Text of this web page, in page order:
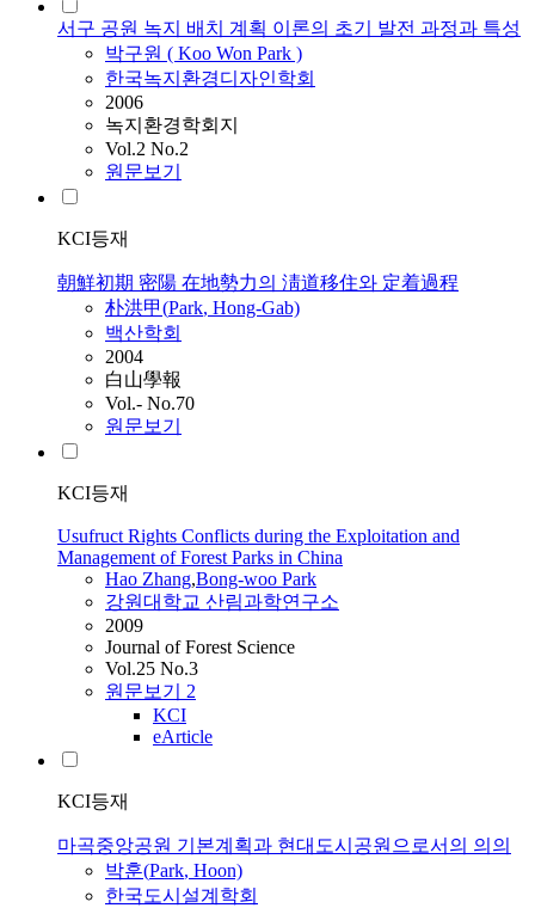
서구 공원 녹지 배치 계획 이론의 초기 발전 과정과 특성
박구원 ( Koo Won Park )
한국녹지환경디자인학회
2006
녹지환경학회지
Vol.2 No.2
원문보기
KCI등재
朝鮮初期 密陽 在地勢力의 淸道移住와 定着過程
朴洪甲(Park, Hong-Gab)
백산학회
2004
白山學報
Vol.- No.70
원문보기
KCI등재
Usufruct Rights Conflicts during the Exploitation and
Management of Forest Parks in China
Hao Zhang,Bong-woo Park
강원대학교 산림과학연구소
2009
Journal of Forest Science
Vol.25 No.3
원문보기 2
KCI
eArticle
KCI등재
마곡중앙공원 기본계획과 현대도시공원으로서의 의의
박훈(Park, Hoon)
한국도시설계학회